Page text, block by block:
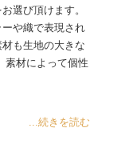
選び頂けます。
や織で表現され
も生地の大きな
素材によって個性
...続きを読む